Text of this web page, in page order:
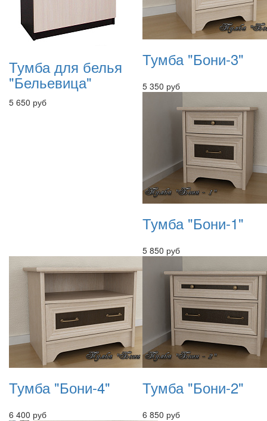
Тумба для белья
"Бельевица"
5 650 руб
Тумба "Бони-3"
5 350 руб
Тумба "Бони-1"
5 850 руб
Тумба "Бони-4"
6 400 руб
Тумба "Бони-2"
6 850 руб